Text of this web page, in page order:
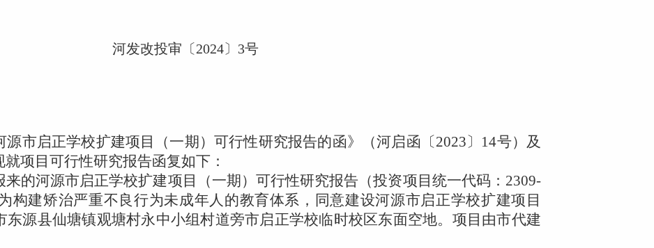
河发改投审〔 2024〕 3号
启正学校扩建项目（一期）可行性研究报告的函》（河启函〔2023〕 14号）及
项目可行性研究报告函复如下：
河源市启正学校扩建项目（一期）可行性研究报告（投资项目统一代码： 2309-
构建矫治严重不良行为未成年人的教育体系，同意建设河源市启正学校扩建项目
东源县仙塘镇观塘村永中小组村道旁市启正学校临时校区东面空地。项目由市代建